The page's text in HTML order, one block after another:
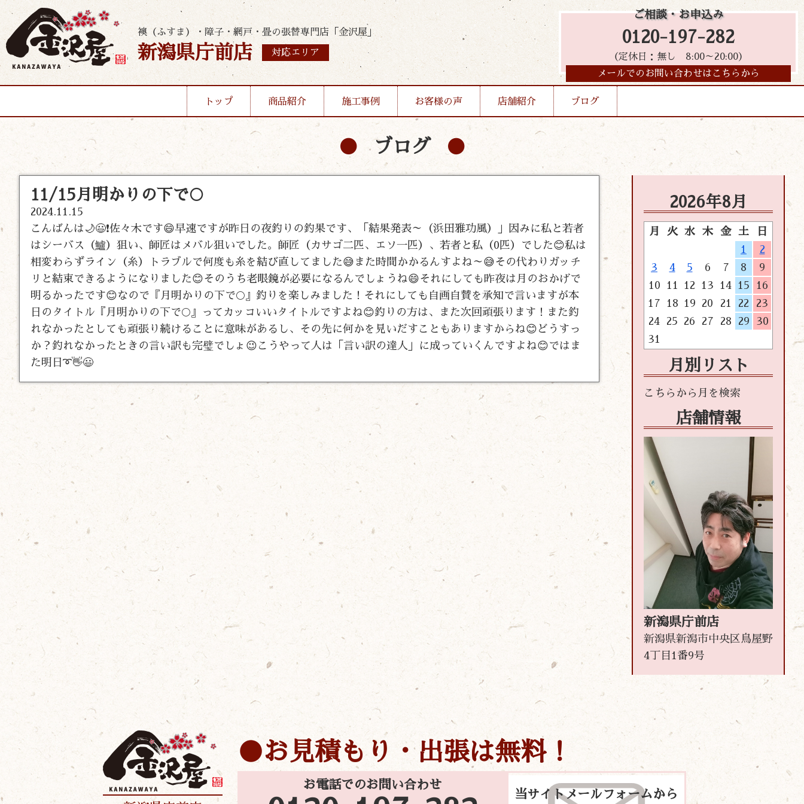
襖（ふすま）・障子・網戸・畳の張替専門店「金沢屋」
新潟県庁前店 対応エリア
ご相談・お申込み
0120-197-282
（定休日：無し 8:00～20:00）
メールでのお問い合わせはこちらから
トップ 商品紹介 施工事例 お客様の声 店舗紹介 ブログ
ブログ
11/15月明かりの下で🌕
2024.11.15
こんばんは🌙😃❗佐々木です😄早速ですが昨日の夜釣りの釣果です、「結果発表～（浜田雅功風）」因みに私と若者
はシーバス（鱸）狙い、師匠はメバル狙いでした。師匠（カサゴ二匹、エソ一匹）、若者と私（0匹）でした😊私は
相変わらずライン（糸）トラブルで何度も糸を結び直してました😅また時間かかるんすよね～😅その代わりガッチ
リと結束できるようになりました😊そのうち老眼鏡が必要になるんでしょうね😄それにしても昨夜は月のおかげで
明るかったです😊なので『月明かりの下で🌕』釣りを楽しみました！それにしても自画自賛を承知で言いますが本
日のタイトル『月明かりの下で🌕』ってカッコいいタイトルですよね😊釣りの方は、また次回頑張ります！また釣
れなかったとしても頑張り続けることに意味があるし、その先に何かを見いだすこともありますからね😊どうすっ
か？釣れなかったときの言い訳も完璧でしょ😉こうやって人は「言い訳の達人」に成っていくんですよね😊ではま
た明日➰👋😃
2026年8月
月 火 水 木 金 土
日
1
2
3
4 5 6 7 8
9
10
11 12 13 14 15
16
17
18 19 20 21 22
23
24
25 26 27 28 29
30
31
月別リスト
店舗情報
新潟県庁前店
新潟県新潟市中央区鳥屋野
4丁目1番9号
お見積もり・出張は無料！
お電話でのお問い合わせ
当サイトメールフォームから